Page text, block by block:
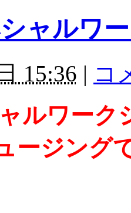
ャルワ
15:36 | コ
ルワーク
ージング